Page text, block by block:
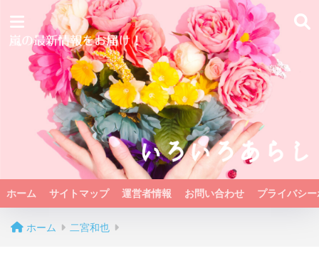
ホーム サイトマップ 運営者情報 お問い合わせ プライバシ
ホーム 二宮和也